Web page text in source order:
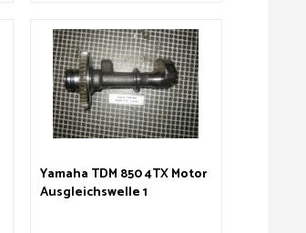
Yamaha TDM 850 4TX Motor
Ausgleichswelle 1